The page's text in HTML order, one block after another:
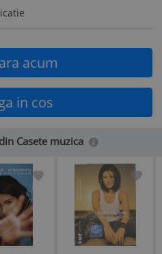
acum
in cos
Casete muzica